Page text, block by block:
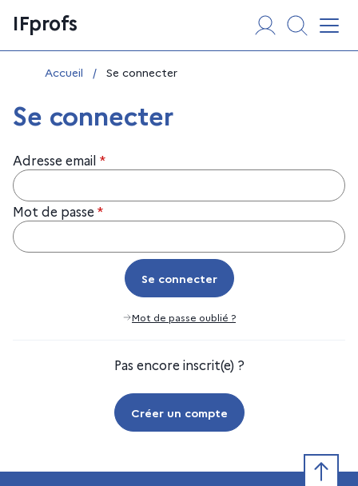
au
contenu
IFprofs
Vous êtes ici :
Accueil / Se connecter
Se connecter
Adresse email *
Mot de passe *
Se connecter
Se connecter
Mot de passe oublié ?
Pas encore inscrit(e) ?
Créer un compte